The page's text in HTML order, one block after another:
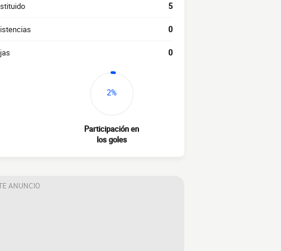
5
0
0
2%
Participación en
los goles
ANUNCIO